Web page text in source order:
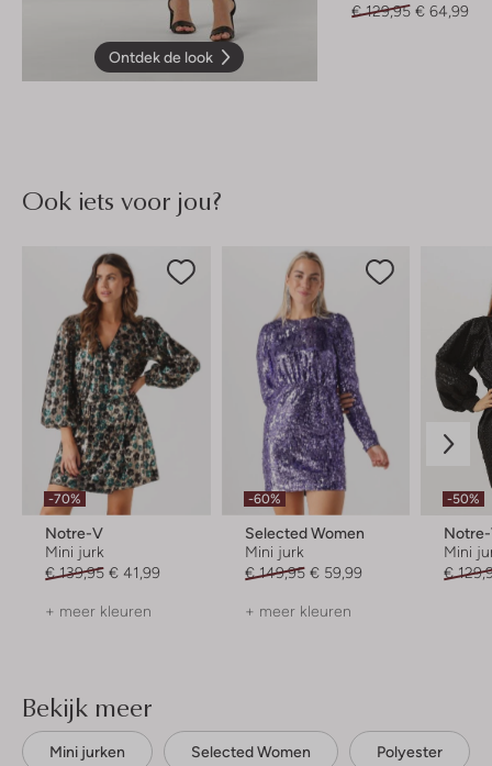
Ontdek de look
€ 129,95 € 64,99
Ook iets voor jou?
-70%
Notre-V
Mini jurk
€ 139,95 € 41,99
+ meer kleuren
-60%
Selected Women
Mini jurk
€ 149,95 € 59,99
+ meer kleuren
-50%
Mini
€
Bekijk meer
Mini jurken Selected Women Polyester